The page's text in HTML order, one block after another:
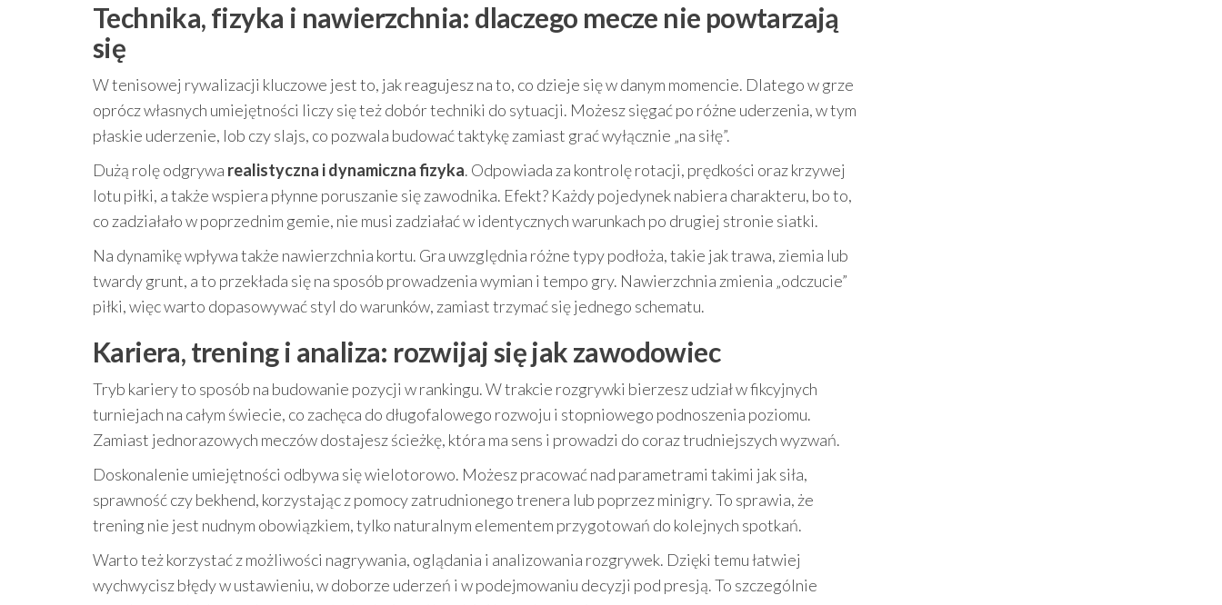
Technika, fizyka i nawierzchnia: dlaczego mecze nie powtarzają
się
W tenisowej rywalizacji kluczowe jest to, jak reagujesz na to, co dzieje się w danym momencie. Dlatego w grze
oprócz własnych umiejętności liczy się też dobór techniki do sytuacji. Możesz sięgać po różne uderzenia, w tym
płaskie uderzenie, lob czy slajs, co pozwala budować taktykę zamiast grać wyłącznie „na siłę”.
Dużą rolę odgrywa realistyczna i dynamiczna fizyka. Odpowiada za kontrolę rotacji, prędkości oraz krzywej
lotu piłki, a także wspiera płynne poruszanie się zawodnika. Efekt? Każdy pojedynek nabiera charakteru, bo to,
co zadziałało w poprzednim gemie, nie musi zadziałać w identycznych warunkach po drugiej stronie siatki.
Na dynamikę wpływa także nawierzchnia kortu. Gra uwzględnia różne typy podłoża, takie jak trawa, ziemia lub
twardy grunt, a to przekłada się na sposób prowadzenia wymian i tempo gry. Nawierzchnia zmienia „odczucie”
piłki, więc warto dopasowywać styl do warunków, zamiast trzymać się jednego schematu.
Kariera, trening i analiza: rozwijaj się jak zawodowiec
Tryb kariery to sposób na budowanie pozycji w rankingu. W trakcie rozgrywki bierzesz udział w fikcyjnych
turniejach na całym świecie, co zachęca do długofalowego rozwoju i stopniowego podnoszenia poziomu.
Zamiast jednorazowych meczów dostajesz ścieżkę, która ma sens i prowadzi do coraz trudniejszych wyzwań.
Doskonalenie umiejętności odbywa się wielotorowo. Możesz pracować nad parametrami takimi jak siła,
sprawność czy bekhend, korzystając z pomocy zatrudnionego trenera lub poprzez minigry. To sprawia, że
trening nie jest nudnym obowiązkiem, tylko naturalnym elementem przygotowań do kolejnych spotkań.
Warto też korzystać z możliwości nagrywania, oglądania i analizowania rozgrywek. Dzięki temu łatwiej
wychwycisz błędy w ustawieniu, w doborze uderzeń i w podejmowaniu decyzji pod presją. To szczególnie